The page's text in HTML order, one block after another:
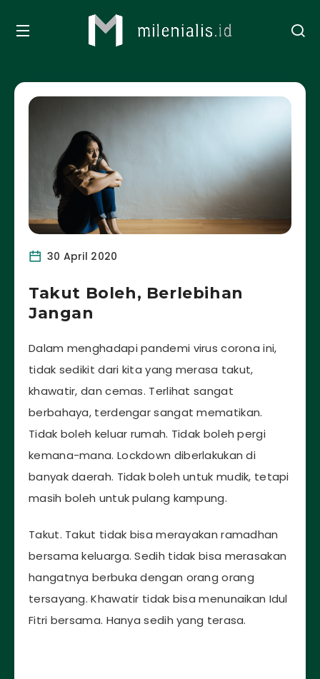
30 April 2020
Takut Boleh, Berlebihan
Jangan
Dalam menghadapi pandemi virus corona ini,
tidak sedikit dari kita yang merasa takut,
khawatir, dan cemas. Terlihat sangat
berbahaya, terdengar sangat mematikan.
Tidak boleh keluar rumah. Tidak boleh pergi
kemana-mana. Lockdown diberlakukan di
banyak daerah. Tidak boleh untuk mudik, tetapi
masih boleh untuk pulang kampung.
Takut. Takut tidak bisa merayakan ramadhan
bersama keluarga. Sedih tidak bisa merasakan
hangatnya berbuka dengan orang orang
tersayang. Khawatir tidak bisa menunaikan Idul
Fitri bersama. Hanya sedih yang terasa.